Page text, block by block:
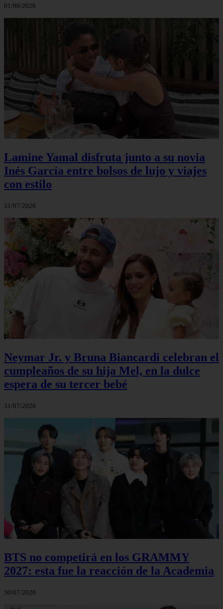
01/08/2026
Lamine Yamal disfruta junto a su novia
Inés García entre bolsos de lujo y viajes
con estilo
31/07/2026
Neymar Jr. y Bruna Biancardi celebran el
cumpleaños de su hija Mel, en la dulce
espera de su tercer bebé
31/07/2026
BTS no competirá en los GRAMMY
2027: esta fue la reacción de la Academia
30/07/2026